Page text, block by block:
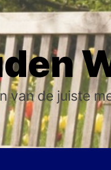
van de juiste